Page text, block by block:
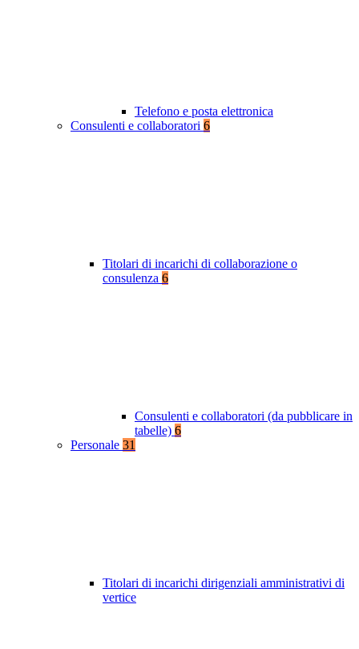
Telefono e posta elettronica
Consulenti e collaboratori 6
Titolari di incarichi di collaborazione o
consulenza 6
Consulenti e collaboratori (da pubblicare in
tabelle) 6
Personale 31
Titolari di incarichi dirigenziali amministrativi di
vertice